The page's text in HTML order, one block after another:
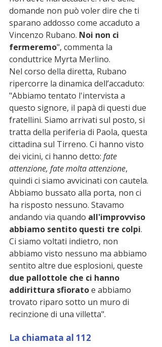
domande non può voler dire che ti
sparano addosso come accaduto a
Vincenzo Rubano. Noi non ci
fermeremo", commenta la
conduttrice Myrta Merlino.
Nel corso della diretta, Rubano
ripercorre la dinamica dell’accaduto:
"Abbiamo tentato l'intervista a
questo signore, il papà di questi due
fratellini. Siamo arrivati sul posto, si
tratta della periferia di Paola, questa
cittadina sul Tirreno. Ci hanno visto
dei vicini, ci hanno detto: fate
attenzione, fate molta attenzione,
quindi ci siamo avvicinati con cautela.
Abbiamo bussato alla porta, non ci
ha risposto nessuno. Stavamo
andando via quando all'improvviso
abbiamo sentito questi tre colpi.
Ci siamo voltati indietro, non
abbiamo visto nessuno ma abbiamo
sentito altre due esplosioni, queste
due pallottole che ci hanno
addirittura sfiorato e abbiamo
trovato riparo sotto un muro di
recinzione di una villetta".
La chiamata al 112